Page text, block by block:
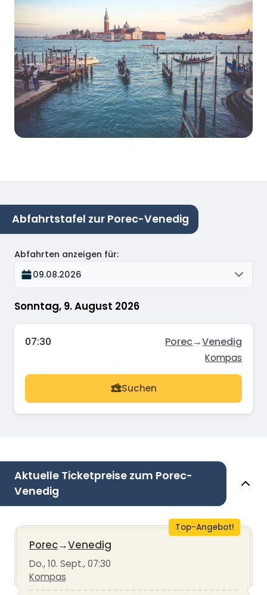
Abfahrtstafel zur Porec-Venedig
Sonntag, 9. August 2026
Abfahrten anzeigen für:
09.08.2026
07:30 Porec→Venedig
Kompas
Suchen
Aktuelle Ticketpreise zum Porec-
Venedig
Top-Angebot!
Porec→Venedig
Do., 10. Sept., 07:30
Kompas